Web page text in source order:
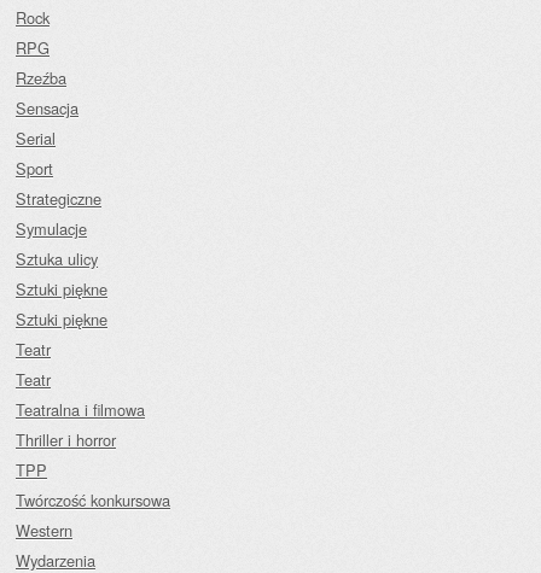
Rock
RPG
Rzeźba
Sensacja
Serial
Sport
Strategiczne
Symulacje
Sztuka ulicy
Sztuki piękne
Sztuki piękne
Teatr
Teatr
Teatralna i filmowa
Thriller i horror
TPP
Twórczość konkursowa
Western
Wydarzenia